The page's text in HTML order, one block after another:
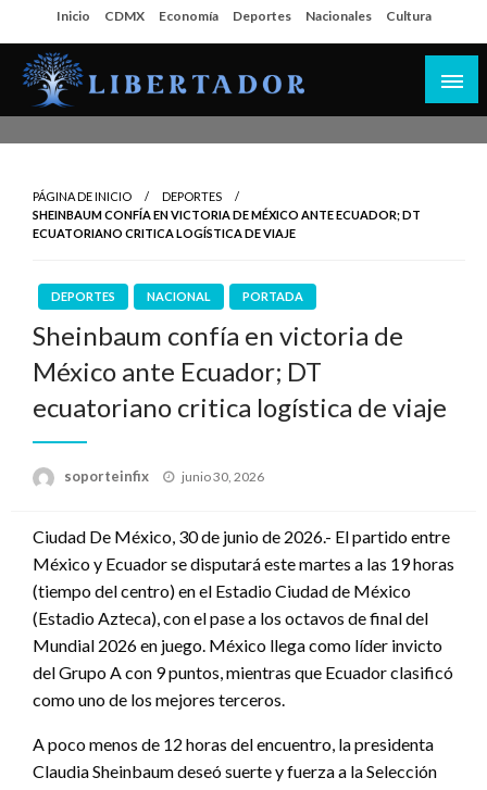
al
contenido
Inicio CDMX Economía Deportes Nacionales Cultura
PÁGINA DE INICIO
DEPORTES
SHEINBAUM CONFÍA EN VICTORIA DE MÉXICO ANTE ECUADOR; DT
ECUATORIANO CRITICA LOGÍSTICA DE VIAJE
DEPORTES NACIONAL PORTADA
Sheinbaum confía en victoria de
México ante Ecuador; DT
ecuatoriano critica logística de viaje
soporteinfix
Publicado
junio 30, 2026
Ciudad De México, 30 de junio de 2026.- El partido entre
México y Ecuador se disputará este martes a las 19 horas
(tiempo del centro) en el Estadio Ciudad de México
(Estadio Azteca), con el pase a los octavos de final del
Mundial 2026 en juego. México llega como líder invicto
del Grupo A con 9 puntos, mientras que Ecuador clasificó
como uno de los mejores terceros.
A poco menos de 12 horas del encuentro, la presidenta
Claudia Sheinbaum deseó suerte y fuerza a la Selección